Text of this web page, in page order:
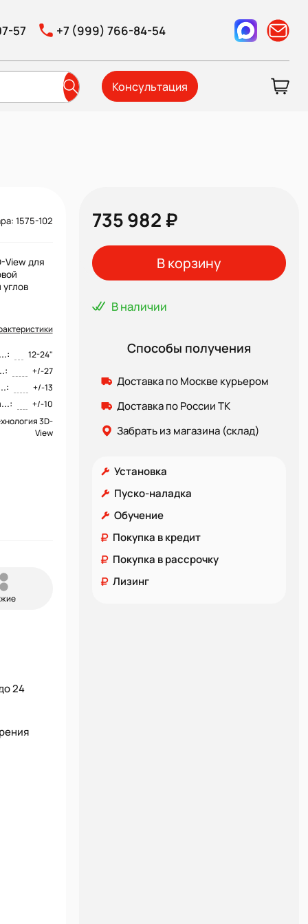
57 +7 (999) 766-84-54
Консультация
1575-102
View для
12-24"
+/-27
+/-13
+/-10
3D-
View
24
735 982 ₽
В корзину
В наличии
Способы получения
Доставка по Москве курьером
Доставка по России ТК
Забрать из магазина (склад)
Установка
Пуско-наладка
Обучение
Покупка в кредит
Покупка в рассрочку
Лизинг